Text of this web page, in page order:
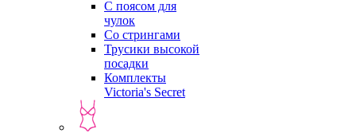
С поясом для
чулок
Со стрингами
Трусики высокой
посадки
Комплекты
Victoria's Secret